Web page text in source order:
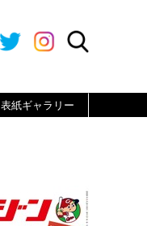
表紙ギャラリー